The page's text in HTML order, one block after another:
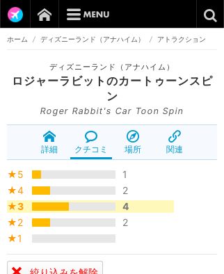
ホーム / ディズニーランド（アナハイム） / アトラクション
ディズニーランド（アナハイム）
ロジャーラビットのカートゥーンスピ
ン
Roger Rabbit's Car Toon Spin
詳細 クチコミ 場所 関連
★5
1
★4
2
★3
4
★2
2
★1